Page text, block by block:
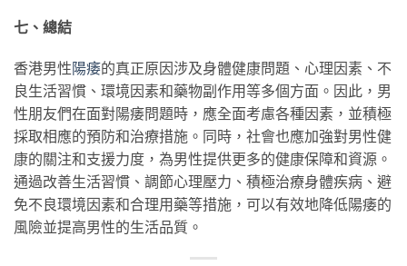
七、總結
香港男性陽痿的真正原因涉及身體健康問題、心理因素、不
良生活習慣、環境因素和藥物副作用等多個方面。因此，男
性朋友們在面對陽痿問題時，應全面考慮各種因素，並積極
採取相應的預防和治療措施。同時，社會也應加強對男性健
康的關注和支援力度，為男性提供更多的健康保障和資源。
通過改善生活習慣、調節心理壓力、積極治療身體疾病、避
免不良環境因素和合理用藥等措施，可以有效地降低陽痿的
風險並提高男性的生活品質。